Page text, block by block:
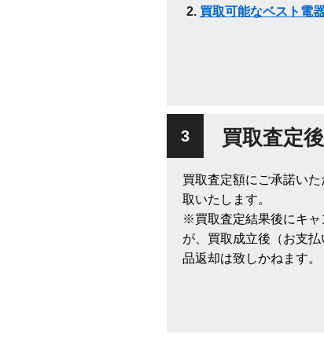
買取可能なベスト電
買取査定
買取査定額にご承諾い
取いたします。
※買取査定結果後にキャ
が、買取成立後（お支
品返却は致しかねます。